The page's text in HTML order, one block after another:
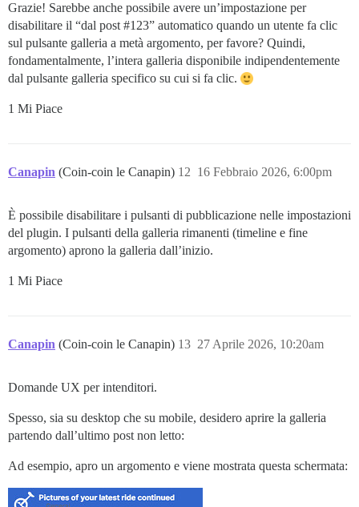
Grazie! Sarebbe anche possibile avere un’impostazione per
disabilitare il “dal post#123” automatico quando un utente fa clic
sul pulsante galleria a metà argomento, per favore? Quindi,
fondamentalmente, l’intera galleria disponibile indipendentemente
dal pulsante galleria specifico su cui si fa clic.
1 Mi Piace
Canapin (Coin-coin le Canapin) 16 Febbraio 2026, 6:00pm
12
È possibile disabilitare i pulsanti di pubblicazione nelle impostazioni
del plugin. I pulsanti della galleria rimanenti (timeline e fine
argomento) aprono la galleria dall’inizio.
1 Mi Piace
Canapin (Coin-coin le Canapin) 27 Aprile 2026, 10:20am
13
Domande UX per intenditori.
Spesso, sia su desktop che su mobile, desidero aprire la galleria
partendo dall’ultimo post non letto:
Ad esempio, apro un argomento e viene mostrata questa schermata: